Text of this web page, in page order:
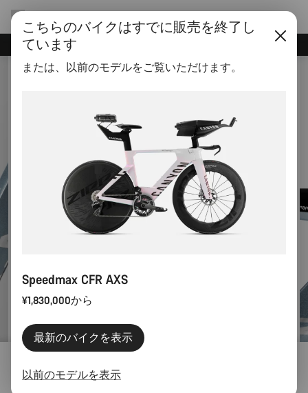
Canyonニュースレターに登録すると割引
Speedmax CFR 1by AXS
こちらのバイクはすでに販売を終了し
ています
または、以前のモデルをご覧いただけます。
Speedmax CFR AXS
¥1,830,000から
最新のバイクを表示
以前のモデルを表示